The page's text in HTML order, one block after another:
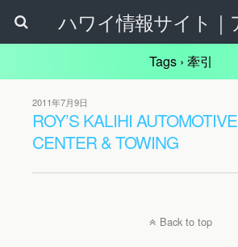
Tags › 牽引
2011年7月9日
ROY’S KALIHI AUTOMOTIVE
CENTER & TOWING
Back to top